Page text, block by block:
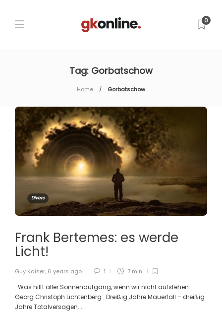
0
Tag: Gorbatschow
Home Gorbatschow
Divers
Frank Bertemes: es werde
Licht!
Guy Kaiser, 6 years ago 1 7 min
Was hilft aller Sonnenaufgang, wenn wir nicht aufstehen.
Georg Christoph Lichtenberg Dreißig Jahre Mauerfall – dreißig
Jahre Totalversagen....